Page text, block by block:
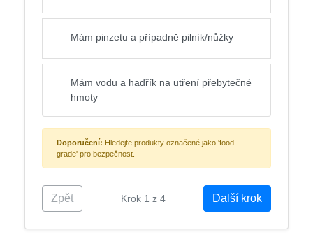
Mám pinzetu a případně pilník/nůžky
Mám vodu a hadřík na utření přebytečné
hmoty
Doporučení: Hledejte produkty označené jako 'food
grade' pro bezpečnost.
Zpět Krok 1 z 4 Další krok